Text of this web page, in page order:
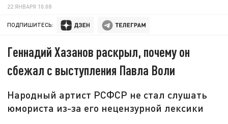
22 ЯНВАРЯ 10:08
ПОДПИШИТЕСЬ:
Геннадий Хазанов раскрыл, почему он
сбежал с выступления Павла Воли
Народный артист РСФСР не стал слушать
юмориста из-за его нецензурной лексики